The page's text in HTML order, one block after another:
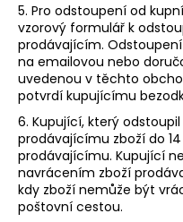
5. Pro odstoupení od
vzorový formulář k
prodávajícím.
na emailovou nebo
uvedenou v těchto
potvrdí kupujícímu
6. Kupující, který
prodávajícímu zboží do
prodávajícímu. Kupující
navrácením zboží
kdy zboží nemůže být
poštovní cestou.